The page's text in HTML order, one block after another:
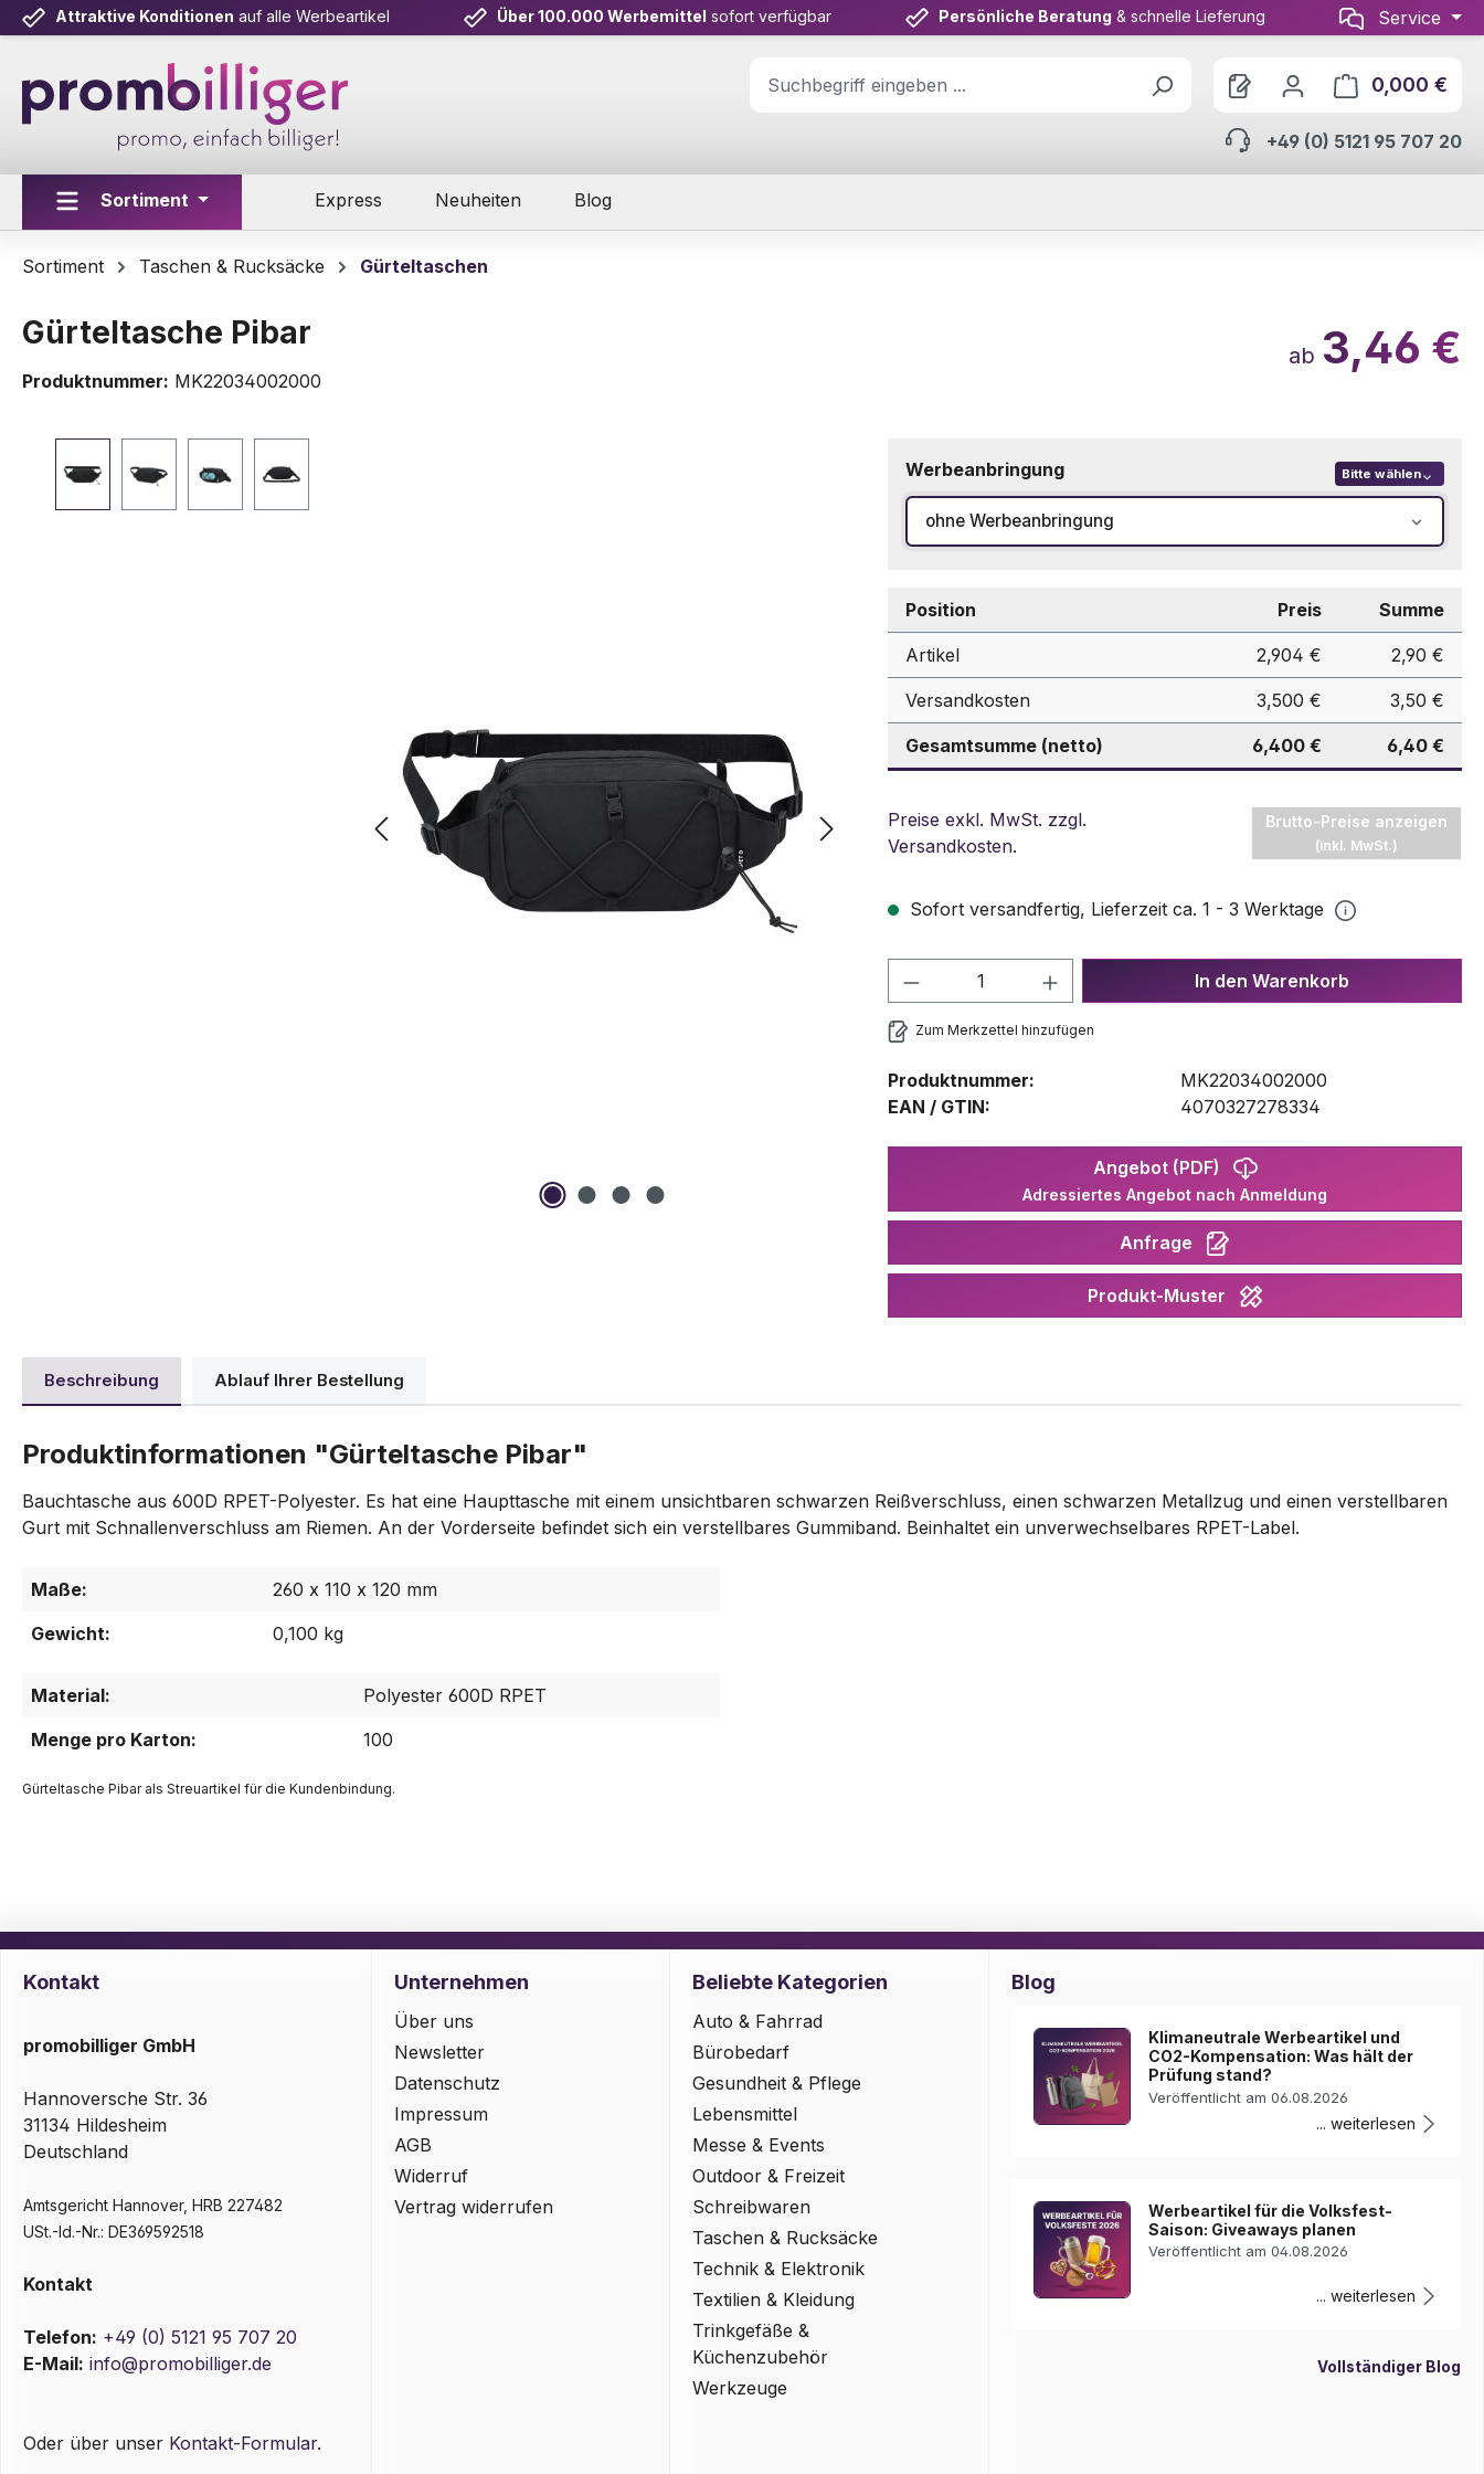
Hauptinhalt springen
Zur Suche springen
Zur Hauptnavigation springen
Attraktive Konditionen auf alle Werbeartikel Über 100.000 Werbemittel sofort verfügbar Persönliche Beratung & schnelle Lieferung Service
0,000 €
+49 (0) 5121 95 707 20
Sortiment Express Neuheiten Blog
Sortiment Taschen & Rucksäcke Gürteltaschen
Gürteltasche Pibar
Produktnummer: MK22034002000
ab 3,46 €
Werbeanbringung
Bitte wählen
ohne Werbeanbringung
Position Preis Summe
Artikel 2,904 € 2,90 €
Versandkosten 3,500 € 3,50 €
Gesamtsumme (netto) 6,400 € 6,40 €
Preise exkl. MwSt. zzgl.
Versandkosten.
Brutto-Preise anzeigen
(inkl. MwSt.)
Sofort versandfertig, Lieferzeit ca. 1 - 3 Werktage
Produkt Anzahl: Gib den gewünschten Wert
In den Warenkorb
Zum Merkzettel hinzufügen
Produktnummer:
MK22034002000
EAN / GTIN:
4070327278334
Angebot (PDF)
Adressiertes Angebot nach Anmeldung
Anfrage
Produkt-Muster
Beschreibung Ablauf Ihrer Bestellung
Produktinformationen "Gürteltasche Pibar"
Bauchtasche aus 600D RPET-Polyester. Es hat eine Haupttasche mit einem unsichtbaren schwarzen Reißverschluss, einen schwarzen Metallzug und einen verstellbaren
Gurt mit Schnallenverschluss am Riemen. An der Vorderseite befindet sich ein verstellbares Gummiband. Beinhaltet ein unverwechselbares RPET-Label.
Maße:
260 x 110 x 120 mm
Gewicht:
0,100 kg
Material:
Polyester 600D RPET
Menge pro Karton:
100
Gürteltasche Pibar als Streuartikel für die Kundenbindung.
Kontakt
promobilliger GmbH
Hannoversche Str. 36
31134 Hildesheim
Deutschland
Amtsgericht Hannover, HRB 227482
USt.-Id.-Nr.: DE369592518
Kontakt
Telefon: +49 (0) 5121 95 707 20
E-Mail: info@promobilliger.de
Oder über unser Kontakt-Formular.
Unternehmen
Über uns
Newsletter
Datenschutz
Impressum
AGB
Widerruf
Vertrag widerrufen
Beliebte Kategorien
Auto & Fahrrad
Bürobedarf
Gesundheit & Pflege
Lebensmittel
Messe & Events
Outdoor & Freizeit
Schreibwaren
Taschen & Rucksäcke
Technik & Elektronik
Textilien & Kleidung
Trinkgefäße &
Küchenzubehör
Werkzeuge
Blog
Klimaneutrale Werbeartikel und
CO2-Kompensation: Was hält der
Prüfung stand?
Veröffentlicht am 06.08.2026
... weiterlesen
Werbeartikel für die Volksfest-
Saison: Giveaways planen
Veröffentlicht am 04.08.2026
... weiterlesen
Vollständiger Blog